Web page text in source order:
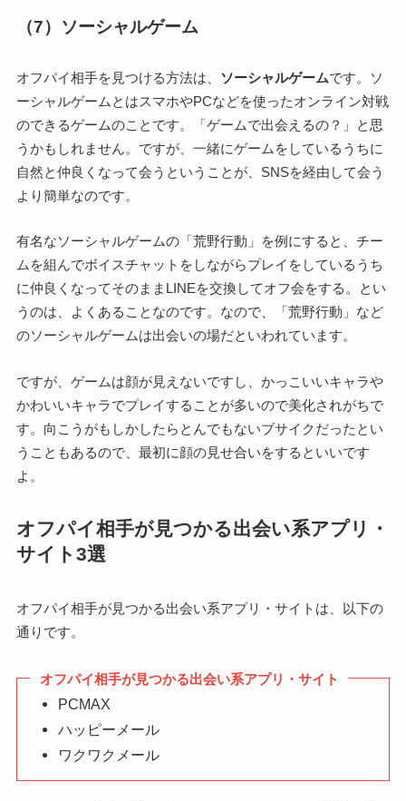
（7）ソーシャルゲーム
オフパイ相手を見つける方法は、 ソーシャルゲームです。ソ
ーシャルゲームとはスマホやPCなどを使ったオンライン対戦
のできるゲームのことです。「ゲームで出会えるの？」と思
うかもしれません。ですが、一緒にゲームをしているうちに
自然と仲良くなって会うということが、SNSを経由して会う
より簡単なのです。
有名なソーシャルゲームの「荒野行動」を例にすると、チー
ムを組んでボイスチャットをしながらプレイをしているうち
に仲良くなってそのままLINEを交換してオフ会をする。とい
うのは、よくあることなのです。なので、「荒野行動」など
のソーシャルゲームは出会いの場だといわれています。
ですが、ゲームは顔が見えないですし、かっこいいキャラや
かわいいキャラでプレイすることが多いので美化されがちで
す。向こうがもしかしたらとんでもないブサイクだったとい
うこともあるので、最初に顔の見せ合いをするといいです
よ。
オフパイ相手が見つかる出会い系アプリ・
サイト3選
オフパイ相手が見つかる出会い系アプリ・サイトは、以下の
通りです。
オフパイ相手が見つかる出会い系アプリ・サイト
PCMAX
ハッピーメール
ワクワクメール